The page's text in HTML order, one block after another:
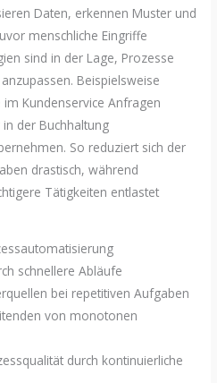
Daten, erkennen Muster und
menschliche Eingriffe
sind in der Lage, Prozesse
Beispielsweise
Kundenservice Anfragen
der Buchhaltung
So reduziert sich der
drastisch, während
Tätigkeiten entlastet
schnellere Abläufe
bei repetitiven Aufgaben
von monotonen
durch kontinuierliche